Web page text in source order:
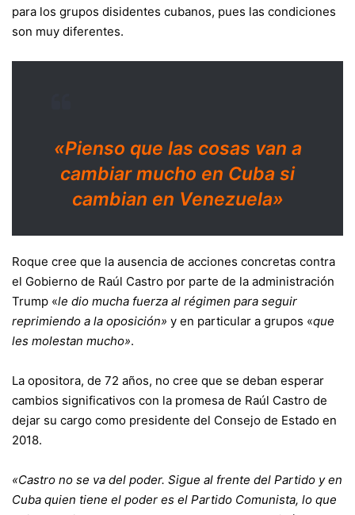
para los grupos disidentes cubanos, pues las condiciones
son muy diferentes.
«Pienso que las cosas van a
cambiar mucho en Cuba si
cambian en Venezuela»
Roque cree que la ausencia de acciones concretas contra
el Gobierno de Raúl Castro por parte de la administración
Trump «le dio mucha fuerza al régimen para seguir
reprimiendo a la oposición» y en particular a grupos «que
les molestan mucho».
La opositora, de 72 años, no cree que se deban esperar
cambios significativos con la promesa de Raúl Castro de
dejar su cargo como presidente del Consejo de Estado en
2018.
«Castro no se va del poder. Sigue al frente del Partido y en
Cuba quien tiene el poder es el Partido Comunista, lo que